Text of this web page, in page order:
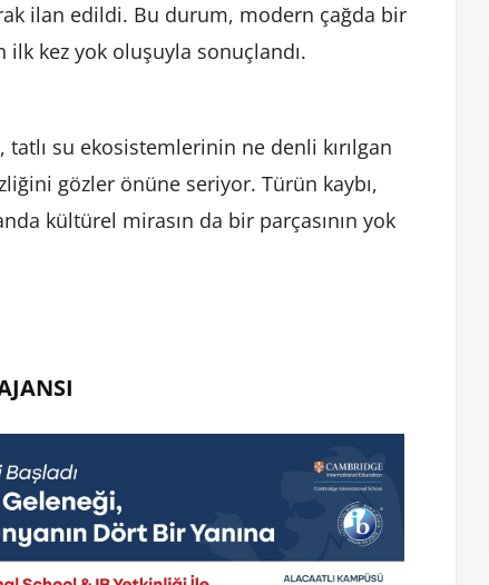
ilan edildi. Bu durum, modern çağda bir
kez yok oluşuyla sonuçlandı.
su ekosistemlerinin ne denli kırılgan
gözler önüne seriyor. Türün kaybı,
kültürel mirasın da bir parçasının yok